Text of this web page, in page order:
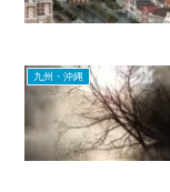
九州・沖縄